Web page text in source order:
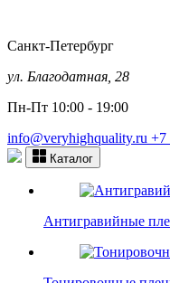
Санкт-Петербург
ул. Благодатная, 28
Пн-Пт 10:00 - 19:00
info@veryhighquality.ru +7
Каталог
Антигравийные